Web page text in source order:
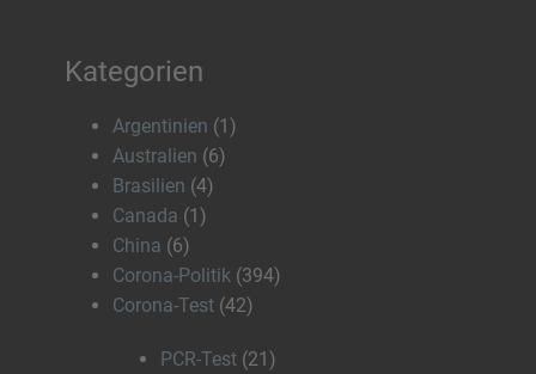
Kategorien
Argentinien (1)
Australien (6)
Brasilien (4)
Canada (1)
China (6)
Corona-Politik (394)
Corona-Test (42)
PCR-Test (21)